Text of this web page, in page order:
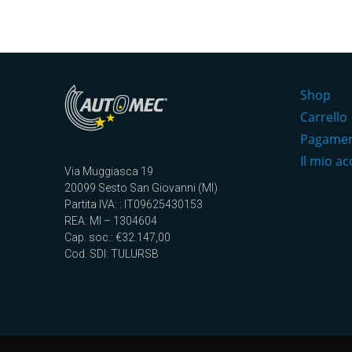
Via Muggiasca 19
20099 Sesto San Giovanni (MI)
Partita IVA: : IT09625430153
REA: MI – 1304604
Cap. soc.: €32.147,00
Cod. SDI: TULURSB
Shop
Carrello
Il mio